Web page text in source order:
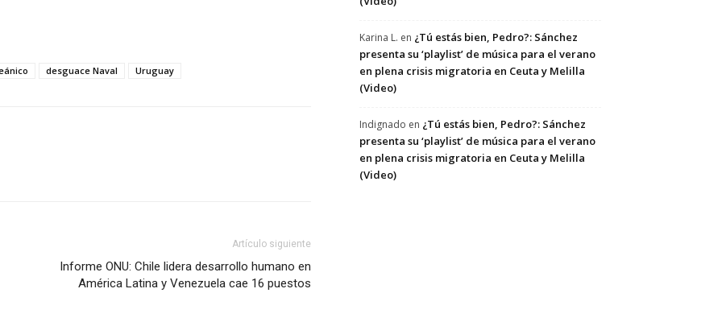
desguace Naval Uruguay
Artículo siguiente
Informe ONU: Chile lidera desarrollo humano en
América Latina y Venezuela cae 16 puestos
Karina L. en ¿Tú estás bien, Pedro?: Sánchez
presenta su ‘playlist’ de música para el verano
en plena crisis migratoria en Ceuta y Melilla
(Video)
Indignado en ¿Tú estás bien, Pedro?: Sánchez
presenta su ‘playlist’ de música para el verano
en plena crisis migratoria en Ceuta y Melilla
(Video)